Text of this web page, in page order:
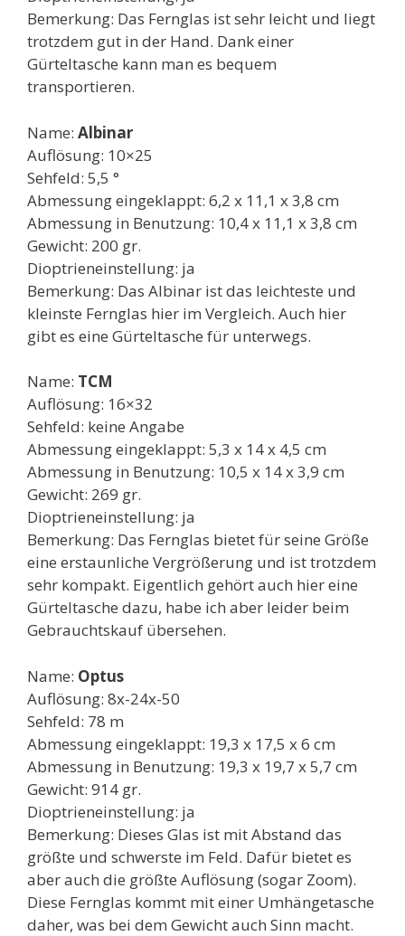
Bemerkung: Das Fernglas ist sehr leicht und liegt
trotzdem gut in der Hand. Dank einer
Gürteltasche kann man es bequem
transportieren.
Name: Albinar
Auflösung: 10×25
Sehfeld: 5,5 °
Abmessung eingeklappt: 6,2 x 11,1 x 3,8 cm
Abmessung in Benutzung: 10,4 x 11,1 x 3,8 cm
Gewicht: 200 gr.
Dioptrieneinstellung: ja
Bemerkung: Das Albinar ist das leichteste und
kleinste Fernglas hier im Vergleich. Auch hier
gibt es eine Gürteltasche für unterwegs.
Name: TCM
Auflösung: 16×32
Sehfeld: keine Angabe
Abmessung eingeklappt: 5,3 x 14 x 4,5 cm
Abmessung in Benutzung: 10,5 x 14 x 3,9 cm
Gewicht: 269 gr.
Dioptrieneinstellung: ja
Bemerkung: Das Fernglas bietet für seine Größe
eine erstaunliche Vergrößerung und ist trotzdem
sehr kompakt. Eigentlich gehört auch hier eine
Gürteltasche dazu, habe ich aber leider beim
Gebrauchtskauf übersehen.
Name: Optus
Auflösung: 8x-24x-50
Sehfeld: 78 m
Abmessung eingeklappt: 19,3 x 17,5 x 6 cm
Abmessung in Benutzung: 19,3 x 19,7 x 5,7 cm
Gewicht: 914 gr.
Dioptrieneinstellung: ja
Bemerkung: Dieses Glas ist mit Abstand das
größte und schwerste im Feld. Dafür bietet es
aber auch die größte Auflösung (sogar Zoom).
Diese Fernglas kommt mit einer Umhängetasche
daher, was bei dem Gewicht auch Sinn macht.